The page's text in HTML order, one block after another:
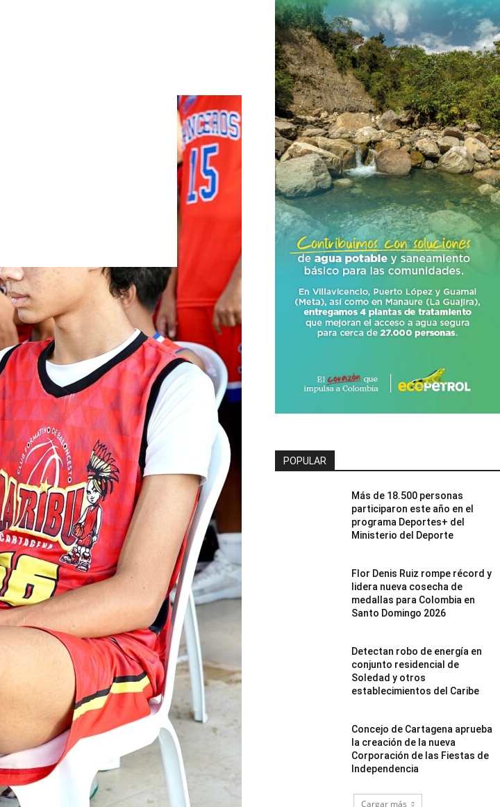
POPULAR
Más de 18.500 personas
participaron este año en el
programa Deportes+ del
Ministerio del Deporte
Flor Denis Ruiz rompe récord y
lidera nueva cosecha de
medallas para Colombia en
Santo Domingo 2026
Detectan robo de energía en
conjunto residencial de
Soledad y otros
establecimientos del Caribe
Concejo de Cartagena aprueba
la creación de la nueva
Corporación de las Fiestas de
Independencia
Cargar más